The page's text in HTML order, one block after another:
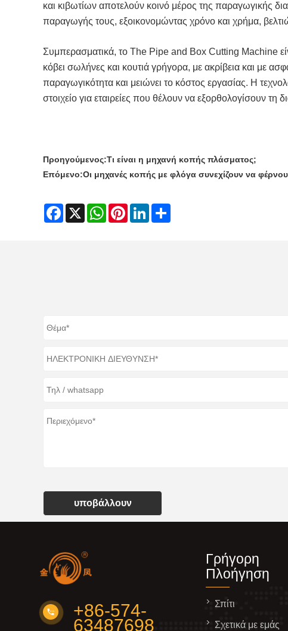
και κιβωτίων αποτελούν κοινό μέρος της παραγωγικής
παραγωγής τους, εξοικονομώντας χρόνο και χρήμα,
Συμπερασματικά, το The Pipe and Box Cutting Machine
κόβει σωλήνες και κουτιά γρήγορα, με ακρίβεια και με
παραγωγικότητα και μειώνει το κόστος εργασίας. Η
στοιχείο για εταιρείες που θέλουν να εξορθολογίσουν
Προηγούμενος:Τι είναι η μηχανή κοπής πλάσματος;
Επόμενο:Οι μηχανές κοπής με φλόγα συνεχίζουν να
Facebook
X WhatsAppPinterestLinkedIn
υποβάλλουν
+86-574-
63487698
Γρήγορη
Πλοήγηση
Σπίτι
Σχετικά με εμάς